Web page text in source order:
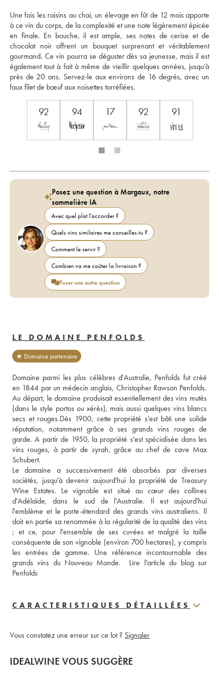
Une fois les raisins au chai, un élevage en fût de 12 mois apporte
à ce vin du corps, de la complexité et une note légèrement épicée
en finale. En bouche, il est ample, ses notes de cerise et de
chocolat noir offrent un bouquet surprenant et véritablement
gourmand. Ce vin pourra se déguster dès sa jeunesse, mais il est
également tout à fait à même de vieillir quelques années, jusqu’à
près de 20 ans. Servez-le aux environs de 16 degrés, avec un
faux filet de bœuf aux noisettes torréfiées.
92 94 17 92 91
Posez une question à Margaux, notre
sommelière IA
Avec quel plat l'accorder ?
Quels vins similaires me conseilles-tu ?
Comment le servir ?
Combien va me coûter la livraison ?
Poser une autre question
LE DOMAINE PENFOLDS
★ Domaine partenaire
Domaine parmi les plus célèbres d'Australie, Penfolds fut créé
en 1844 par un médecin anglais, Christopher Rawson Penfolds.
Au départ, le domaine produisait essentiellement des vins mutés
(dans le style portos ou xérès), mais aussi quelques vins blancs
secs et rouges.Dès 1900, cette propriété s'est bâti une solide
réputation, notamment grâce à ses grands vins rouges de
garde. A partir de 1950, la propriété s'est spécialisée dans les
vins rouges, à partir de syrah, grâce au chef de cave Max
Schubert.
Le domaine a successivement été absorbés par diverses
sociétés, jusqu'à devenir aujourd'hui la propriété de Treasury
Wine Estates. Le vignoble est situé au cœur des collines
d'Adélaïde, dans le sud de l'Australie. Il est aujourd'hui
l'emblème et le porte-étendard des grands vins australiens. Il
doit en partie sa renommée à la régularité de la qualité des vins
; et ce, pour l'ensemble de ses cuvées et malgré la taille
conséquente de son vignoble (environ 700 hectares), y compris
les entrées de gamme. Une référence incontournable des
grands vins du Nouveau Monde. Lire l'article du blog sur
Penfolds
CARACTERISTIQUES DÉTAILLÉES
Vous constatez une erreur sur ce lot ? Signaler
IDEALWINE VOUS SUGGÈRE